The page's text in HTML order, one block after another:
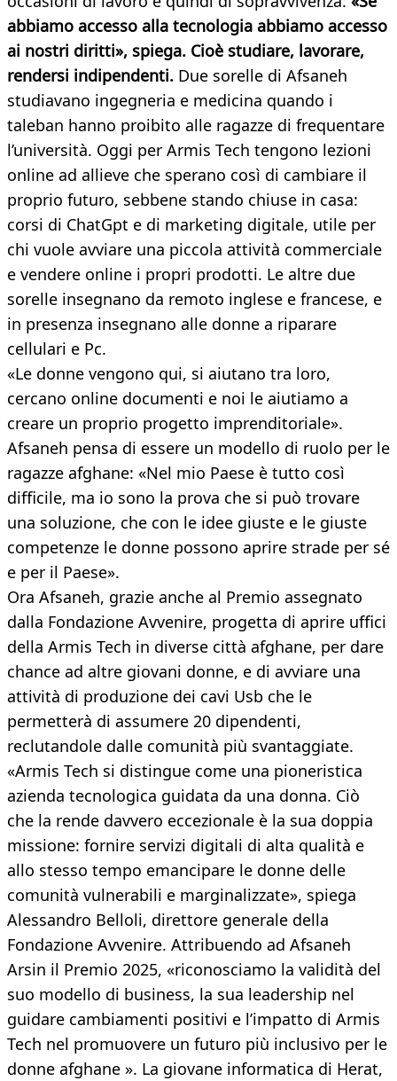
abbiamo accesso alla tecnologia abbiamo accesso
ai nostri diritti», spiega. Cioè studiare, lavorare,
rendersi indipendenti. Due sorelle di Afsaneh
studiavano ingegneria e medicina quando i
taleban hanno proibito alle ragazze di frequentare
l’università. Oggi per Armis Tech tengono lezioni
online ad allieve che sperano così di cambiare il
proprio futuro, sebbene stando chiuse in casa:
corsi di ChatGpt e di marketing digitale, utile per
chi vuole avviare una piccola attività commerciale
e vendere online i propri prodotti. Le altre due
sorelle insegnano da remoto inglese e francese, e
in presenza insegnano alle donne a riparare
cellulari e Pc.
«Le donne vengono qui, si aiutano tra loro,
cercano online documenti e noi le aiutiamo a
creare un proprio progetto imprenditoriale».
Afsaneh pensa di essere un modello di ruolo per le
ragazze afghane: «Nel mio Paese è tutto così
difficile, ma io sono la prova che si può trovare
una soluzione, che con le idee giuste e le giuste
competenze le donne possono aprire strade per sé
e per il Paese».
Ora Afsaneh, grazie anche al Premio assegnato
dalla Fondazione Avvenire, progetta di aprire uffici
della Armis Tech in diverse città afghane, per dare
chance ad altre giovani donne, e di avviare una
attività di produzione dei cavi Usb che le
permetterà di assumere 20 dipendenti,
reclutandole dalle comunità più svantaggiate.
«Armis Tech si distingue come una pioneristica
azienda tecnologica guidata da una donna. Ciò
che la rende davvero eccezionale è la sua doppia
missione: fornire servizi digitali di alta qualità e
allo stesso tempo emancipare le donne delle
comunità vulnerabili e marginalizzate», spiega
Alessandro Belloli, direttore generale della
Fondazione Avvenire. Attribuendo ad Afsaneh
Arsin il Premio 2025, «riconosciamo la validità del
suo modello di business, la sua leadership nel
guidare cambiamenti positivi e l’impatto di Armis
Tech nel promuovere un futuro più inclusivo per le
donne afghane ». La giovane informatica di Herat,